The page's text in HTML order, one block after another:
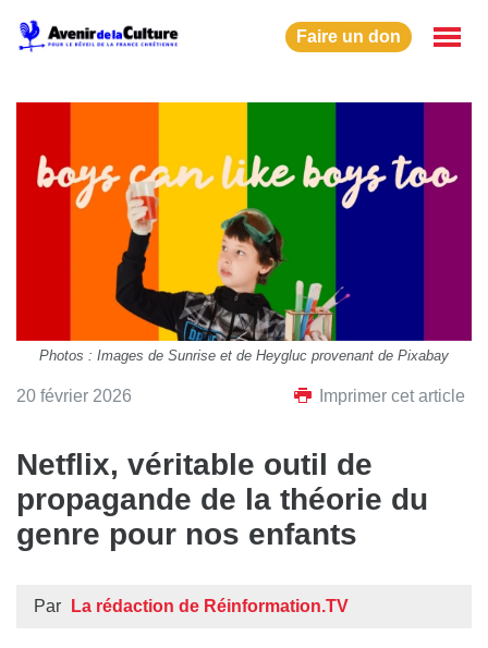
Faire un don
Photos : Images de Sunrise et de Heygluc provenant de Pixabay
20 février 2026 Imprimer cet article
Netflix, véritable outil de
propagande de la théorie du
genre pour nos enfants
Par La rédaction de Réinformation.TV